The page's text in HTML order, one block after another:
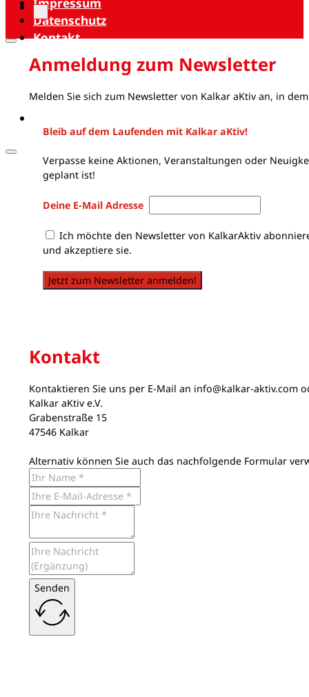
Datenschutz
Kontakt
Anmeldung zum Newsletter
Melden Sie sich zum Newsletter von Kalkar aKtiv an, in
Bleib auf dem Laufenden mit Kalkar aKtiv!
Verpasse keine Aktionen, Veranstaltungen oder
geplant ist!
Deine E-Mail Adresse
Ich möchte den Newsletter von KalkarAktiv
und akzeptiere sie.
Jetzt zum Newsletter anmelden!
Kontakt
Kontaktieren Sie uns per E-Mail an info@kalkar-aktiv.com
Kalkar aKtiv e.V.
Grabenstraße 15
47546 Kalkar
Alternativ können Sie auch das nachfolgende Formular
Senden